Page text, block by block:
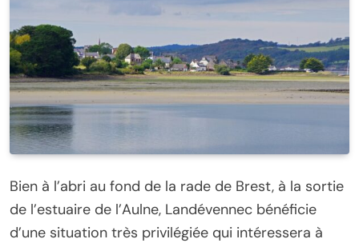
Bien à l’abri au fond de la rade de Brest, à la sortie
de l’estuaire de l’Aulne, Landévennec bénéficie
d’une situation très privilégiée qui intéressera à